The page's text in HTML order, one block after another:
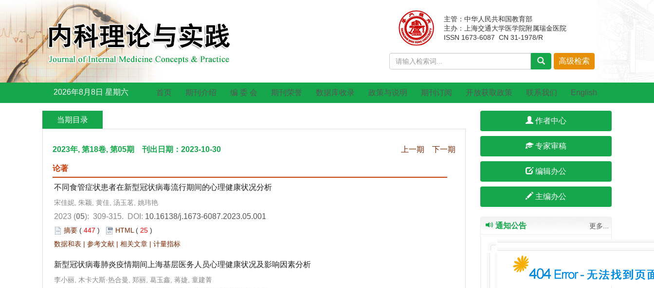
主管：中华人民共和国教育部
主办：上海交通大学医学院附属瑞金医院
ISSN 1673-6087 CN 31-1978/R
2026年8月8日 星期六 首页 期刊介绍 编 委 会 期刊荣誉 数据库收录 政策与说明 期刊订阅 开放获取政策 联系我们 English
当期目录
2023年, 第18卷, 第05期 刊出日期：2023-10-30 上一期 下一期
论著
不同食管症状患者在新型冠状病毒流行期间的心理健康状况分析
宋佳妮, 朱颖, 黄佳, 汤玉茗, 姚玮艳
2023 (05): 309-315. DOI: 10.16138/j.1673-6087.2023.05.001
摘要 ( 447 ) HTML ( 25 )
数据和表 | 参考文献 | 相关文章 | 计量指标
新型冠状病毒肺炎疫情期间上海基层医务人员心理健康状况及影响因素分析
李小丽, 木卡大斯·热合曼, 郑丽, 葛玉鑫, 蒋婕, 童建菁
作者中心
专家审稿
编辑办公
主编办公
通知公告 更多...